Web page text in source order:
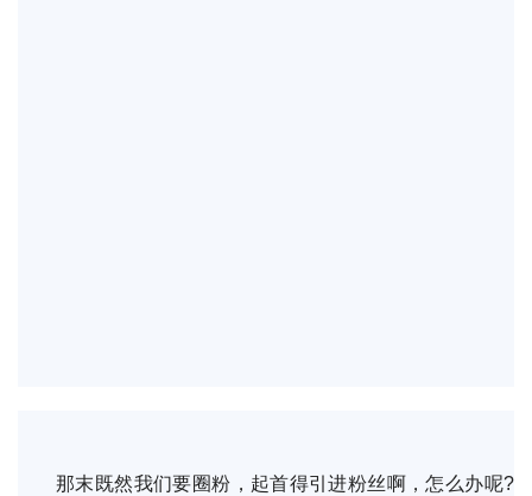
那末既然我们要圈粉，起首得引进粉丝啊，怎么办呢?